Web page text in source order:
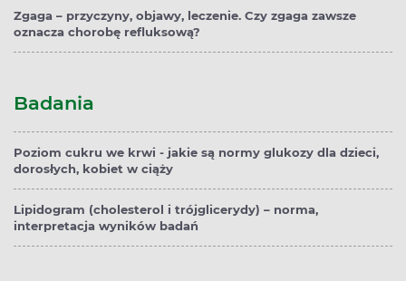
Zgaga – przyczyny, objawy, leczenie. Czy zgaga zawsze
oznacza chorobę refluksową?
Badania
Poziom cukru we krwi - jakie są normy glukozy dla dzieci,
dorosłych, kobiet w ciąży
Lipidogram (cholesterol i trójglicerydy) – norma,
interpretacja wyników badań